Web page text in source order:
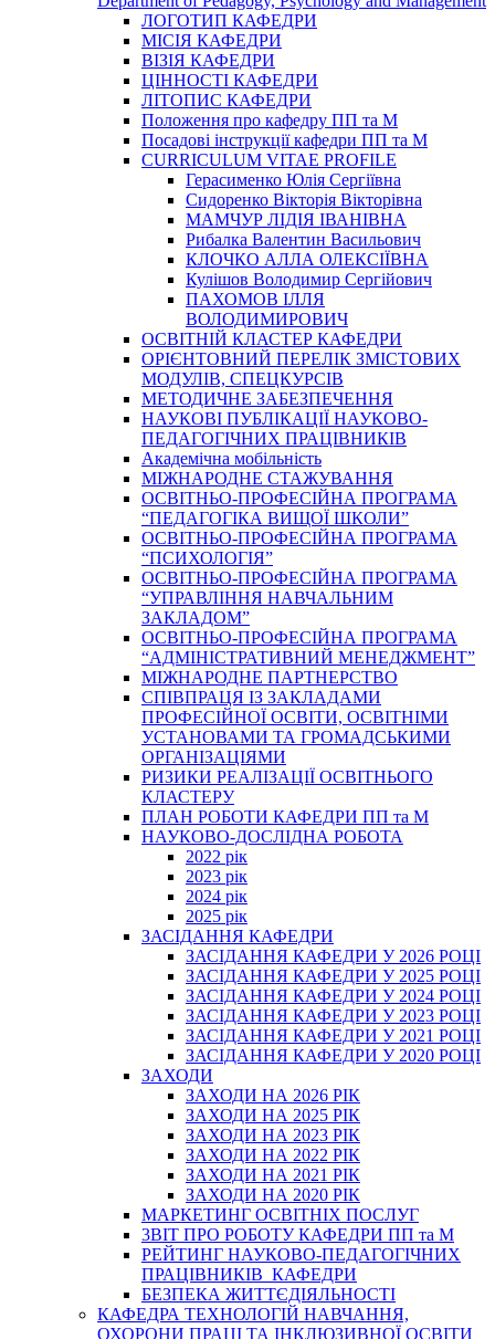
ЛОГОТИП КАФЕДРИ
МІСІЯ КАФЕДРИ
ВІЗІЯ КАФЕДРИ
ЦІННОСТІ КАФЕДРИ
ЛІТОПИС КАФЕДРИ
Положення про кафедру ПП та М
Посадові інструкції кафедри ПП та М
CURRICULUM VITAE PROFILE
Герасименко Юлія Сергіївна
Сидоренко Вікторія Вікторівна
МАМЧУР ЛІДІЯ ІВАНІВНА
Рибалка Валентин Васильович
КЛОЧКО АЛЛА ОЛЕКСІЇВНА
Кулішов Володимир Сергійович
ПАХОМОВ ІЛЛЯ
ВОЛОДИМИРОВИЧ
ОСВІТНІЙ КЛАСТЕР КАФЕДРИ
ОРІЄНТОВНИЙ ПЕРЕЛІК ЗМІСТОВИХ
МОДУЛІВ, СПЕЦКУРСІВ
МЕТОДИЧНЕ ЗАБЕЗПЕЧЕННЯ
НАУКОВІ ПУБЛІКАЦІЇ НАУКОВО-
ПЕДАГОГІЧНИХ ПРАЦІВНИКІВ
Академічна мобільність
МІЖНАРОДНЕ СТАЖУВАННЯ
ОСВІТНЬО-ПРОФЕСІЙНА ПРОГРАМА
“ПЕДАГОГІКА ВИЩОЇ ШКОЛИ”
ОСВІТНЬО-ПРОФЕСІЙНА ПРОГРАМА
“ПСИХОЛОГІЯ”
ОСВІТНЬО-ПРОФЕСІЙНА ПРОГРАМА
“УПРАВЛІННЯ НАВЧАЛЬНИМ
ЗАКЛАДОМ”
ОСВІТНЬО-ПРОФЕСІЙНА ПРОГРАМА
“АДМІНІСТРАТИВНИЙ МЕНЕДЖМЕНТ”
МІЖНАРОДНЕ ПАРТНЕРСТВО
СПІВПРАЦЯ ІЗ ЗАКЛАДАМИ
ПРОФЕСІЙНОЇ ОСВІТИ, ОСВІТНІМИ
УСТАНОВАМИ ТА ГРОМАДСЬКИМИ
ОРГАНІЗАЦІЯМИ
РИЗИКИ РЕАЛІЗАЦІЇ ОСВІТНЬОГО
КЛАСТЕРУ
ПЛАН РОБОТИ КАФЕДРИ ПП та М
НАУКОВО-ДОСЛІДНА РОБОТА
2022 рік
2023 рік
2024 рік
2025 рік
ЗАСІДАННЯ КАФЕДРИ
ЗАСІДАННЯ КАФЕДРИ У 2026 РОЦІ
ЗАСІДАННЯ КАФЕДРИ У 2025 РОЦІ
ЗАСІДАННЯ КАФЕДРИ У 2024 РОЦІ
ЗАСІДАННЯ КАФЕДРИ У 2023 РОЦІ
ЗАСІДАННЯ КАФЕДРИ У 2021 РОЦІ
ЗАСІДАННЯ КАФЕДРИ У 2020 РОЦІ
ЗАХОДИ
ЗАХОДИ НА 2026 РІК
ЗАХОДИ НА 2025 РІК
ЗАХОДИ НА 2023 РІК
ЗАХОДИ НА 2022 РІК
ЗАХОДИ НА 2021 РІК
ЗАХОДИ НА 2020 РІК
МАРКЕТИНГ ОСВІТНІХ ПОСЛУГ
3BIT ПРО РОБОТУ КАФЕДРИ ПП та М
РЕЙТИНГ НАУКОВО-ПЕДАГОГІЧНИХ
ПРАЦІВНИКІВ КАФЕДРИ
БЕЗПЕКА ЖИТТЄДІЯЛЬНОСТІ
КАФЕДРА ТЕХНОЛОГІЙ НАВЧАННЯ,
ОХОРОНИ ПРАЦІ ТА ІНКЛЮЗИВНОЇ ОСВІТИ